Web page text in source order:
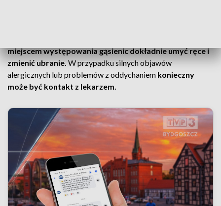
miejscem występowania gąsienic dokładnie umyć ręce i
zmienić ubranie.W przypadku silnych objawów
alergicznych lub problemów z oddychaniem konieczny
może być kontakt z lekarzem.